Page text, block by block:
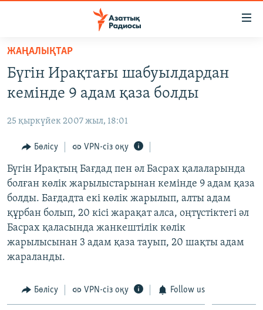
Skip
main
content
to
Navigation
Skip
to
Search
САЯСАТ
ҚАҢТАР ОҚИҒАСЫ
АДАМ ҚҰҚЫҚТАРЫ
ӘЛЕУМЕТ
ӘЛЕМ
АРНАЙЫ ЖОБАЛАР
Русский
ЖАҢАЛЫҚТАР
Бүгін Ирақтағы шабуылдардан
кемінде 9 адам қаза болды
25 қыркүйек 2007 жыл, 18:01
Бөлісу VPN-сіз оқу
Бүгін Ирақтың Бағдад пен әл Басрах қалаларында
болған көлік жарылыстарынан кемінде 9 адам қаза
болды. Бағдадта екі көлік жарылып, алты адам
құрбан болып, 20 кісі жарақат алса, оңтүстіктегі әл
Басрах қаласында жанкештілік көлік
жарылысынан 3 адам қаза тауып, 20 шақты адам
жараланды.
Бөлісу VPN-сіз оқу Follow us